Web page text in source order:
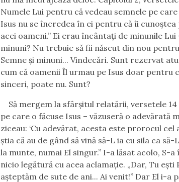
Numele Lui pentru că vedeau semnele pe care
Isus nu se încredea în ei pentru că îi
acei oameni.” Ei erau încântaţi de minunile
minuni? Nu trebuie să fii născut din nou
Semne şi minuni... Vindecări. Sunt rezervat
cum că oamenii Îl urmau pe Isus doar pentru
sinceri, poate nu. Sunt?
Să mergem la sfârşitul relatării, versetele 14
pe care o făcuse Isus –văzuseră o adevărată
ziceau: ‘Cu adevărat, acesta este prorocul cel
ştia că au de gând să vină să-L ia cu sila ca
la munte, numai El singur.” I-a lăsat acolo, S-a
nicio legătură cu acea aclamaţie. „Dar, Tu eşti
aşteptăm de sute de ani... Ai venit!” Dar El i-a